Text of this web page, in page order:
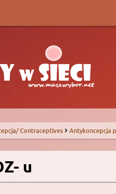
Contraceptives Antykoncepcja
u